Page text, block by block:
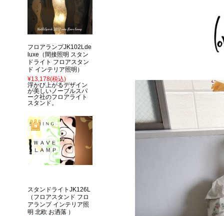
フロアランプJK102Lde
luxe（間接照明 スタン
ドライト フロアスタン
ド インテリア照明）
¥13,178(税込)
浮かび上がるデザイン
が美しいノーブルスパ
ーク社のフロアライト
スタンド。
スタンドライトJK126L
（フロアスタンド フロ
アランプ インテリア照
明 北欧 お洒落 ）